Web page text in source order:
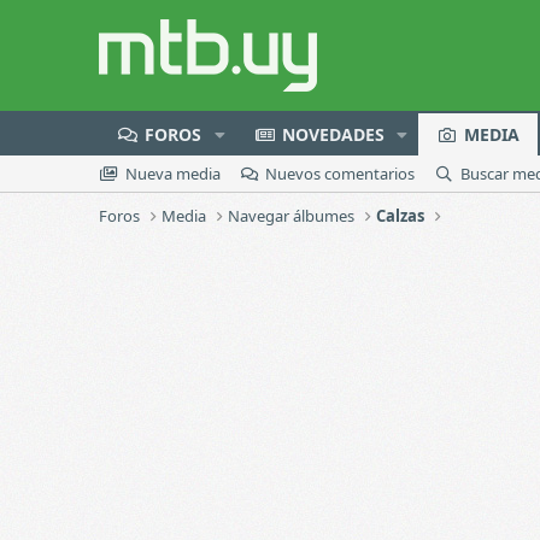
FOROS NOVEDADES MEDIA
Nueva media Nuevos comentarios
Buscar
Foros
Media Navegar álbumes Calzas